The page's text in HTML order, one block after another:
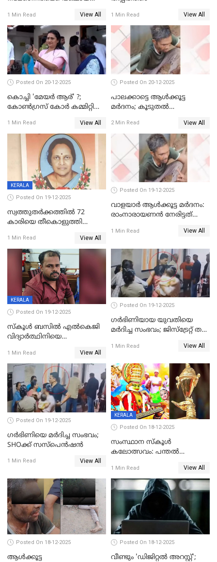
1 Min Read View All 1 Min Read View All
Posted On 20-12-2025
കൊച്ചി 'മേയർ ആര്' ?;
കോണ്‍ഗ്രസ് കോര്‍ കമ്മിറ്റി
1 Min Read View All
Posted On 20-12-2025
പാലക്കാട്ടെ ആള്‍ക്കൂട്ട
മര്‍ദനം; കൂടുതല്‍
അംഗ സംഘമെന്ന് വിവരം
2 Min Read View All
KERALA
Posted On 19-12-2025
സ്വത്തുതര്‍ക്കത്തില്‍ 72
കാരിയെ തീകൊളുത്തി
ക്രൂരകൊലപാതകത്തില്‍
സഹോദരിപുത്രന് ജീവപര്യന്തം
1 Min Read View All
Posted On 19-12-2025
വാളയാർ ആൾക്കൂട്ട മർദനം:
രാംനാരായണൻ നേരിട്ടത്
നാൽപ്പതിലേറെ
റിപ്പോർട്ട്
1 Min Read View All
KERALA
Posted On 19-12-2025
സ്കൂൾ ബസിൽ എൽകെജി
വിദ്യാര്‍ത്ഥിനിയെ
ക്ലീനര്‍ പിടിയിൽ
1 Min Read View All
Posted On 19-12-2025
ഗര്‍ഭിണിയായ യുവതിയെ
മര്‍ദിച്ച സംഭവം; ജിസ്‌ട്രേറ്റ് തല
യുവതി
1 Min Read View All
Posted On 19-12-2025
ഗര്‍ഭിണിയെ മർദിച്ച സംഭവം;
SHOക്ക് സസ്പെൻഷൻ
1 Min Read View All
KERALA
Posted On 18-12-2025
സംസ്ഥാന സ്കൂൾ
കലോത്സവം: പന്തൽ
1 Min Read View All
Posted On 18-12-2025
ആൾക്കൂട്ട
Posted On 18-12-2025
വീണ്ടും 'ഡിജിറ്റല്‍ അറസ്റ്റ്';